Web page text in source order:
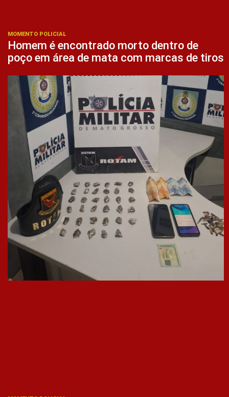
MOMENTO POLICIAL
Homem é encontrado morto dentro de
poço em área de mata com marcas de tiros